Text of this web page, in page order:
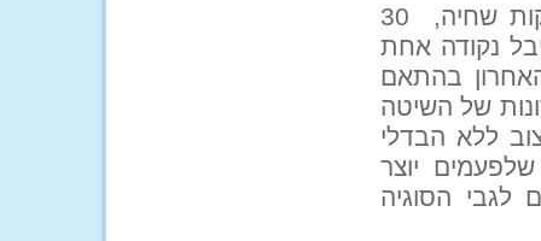
כזכור, בטריאתלון הקודם היו 3 מקצים : 10 דקות שחיה, 30
קיבל נקודה אחת
בהתאם
של השיטה
ללא הבדלי
יוצר
לגבי הסוגיה